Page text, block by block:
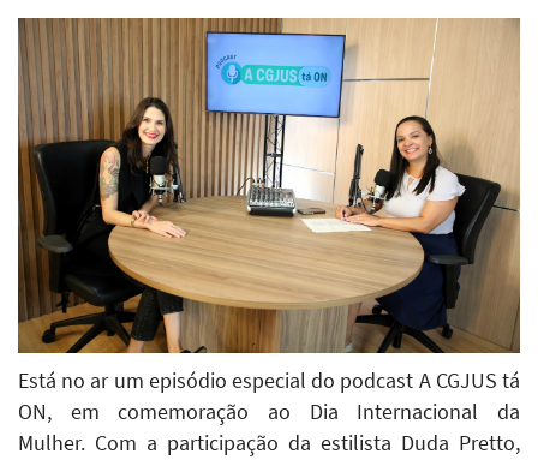
Está no ar um episódio especial do podcast A CGJUS tá
ON, em comemoração ao Dia Internacional da
Mulher. Com a participação da estilista Duda Pretto,